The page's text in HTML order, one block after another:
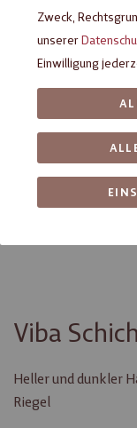
Viba
Heller und dunkler
Riegel
Zweck,
unserer
Einwilligung